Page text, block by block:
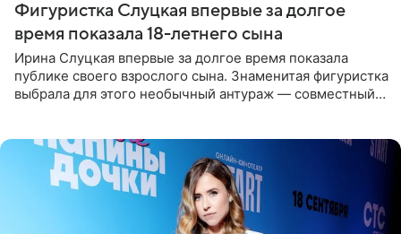
Фигуристка Слуцкая впервые за долгое
время показала 18-летнего сына
Ирина Слуцкая впервые за долгое время показала
публике своего взрослого сына. Знаменитая фигуристка
выбрала для этого необычный антураж — совместный